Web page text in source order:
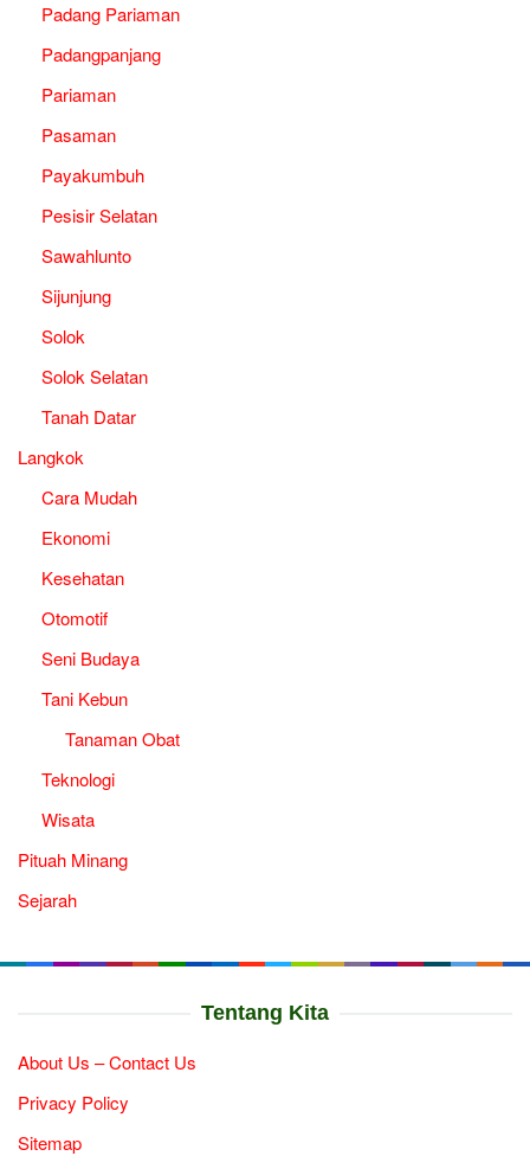
Padang Pariaman
Padangpanjang
Pariaman
Pasaman
Payakumbuh
Pesisir Selatan
Sawahlunto
Sijunjung
Solok
Solok Selatan
Tanah Datar
Langkok
Cara Mudah
Ekonomi
Kesehatan
Otomotif
Seni Budaya
Tani Kebun
Tanaman Obat
Teknologi
Wisata
Pituah Minang
Sejarah
Tentang Kita
About Us – Contact Us
Privacy Policy
Sitemap